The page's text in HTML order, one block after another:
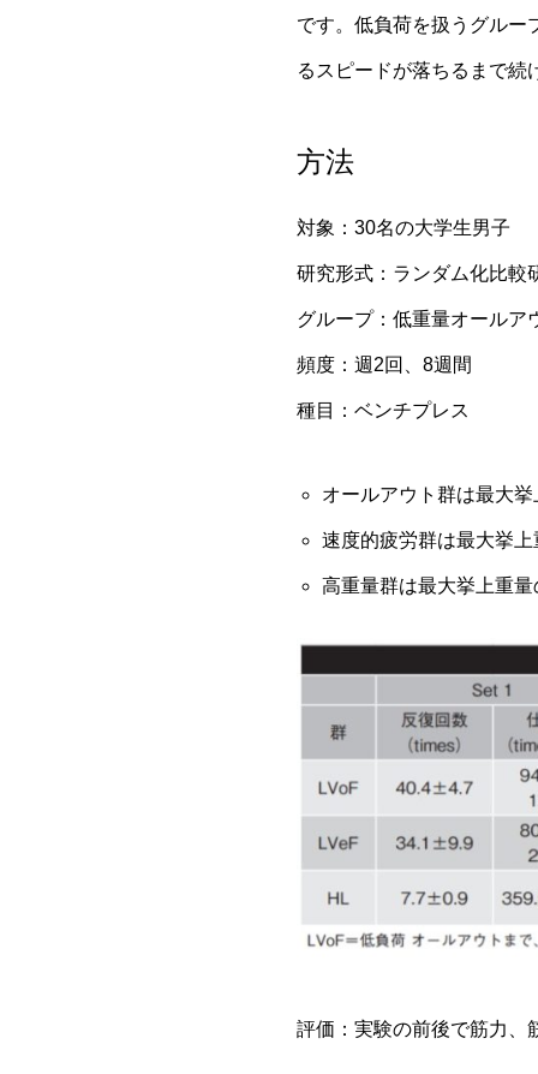
です。低負荷を扱うグル
るスピードが落ちるまで続
方法
対象：30名の大学生男子
研究形式：ランダム化比較
グループ：低重量オールア
頻度：週2回、8週間
種目：ベンチプレス
オールアウト群は最大
速度的疲労群は最大挙
高重量群は最大挙上重
評価：実験の前後で筋力、